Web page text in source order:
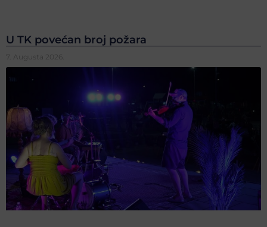
U TK povećan broj požara
7. Augusta 2026.